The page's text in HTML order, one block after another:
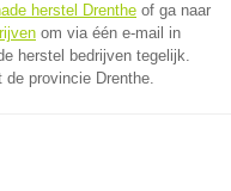
herstel Drenthe of ga naar
om via één e-mail in
herstel bedrijven tegelijk.
de provincie Drenthe.